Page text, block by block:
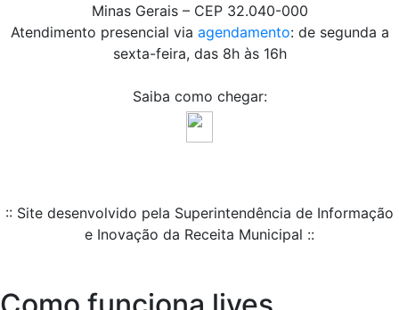
Minas Gerais – CEP 32.040-000
Atendimento presencial via agendamento: de segunda a
sexta-feira, das 8h às 16h
Saiba como chegar:
:: Site desenvolvido pela Superintendência de Informação
e Inovação da Receita Municipal ::